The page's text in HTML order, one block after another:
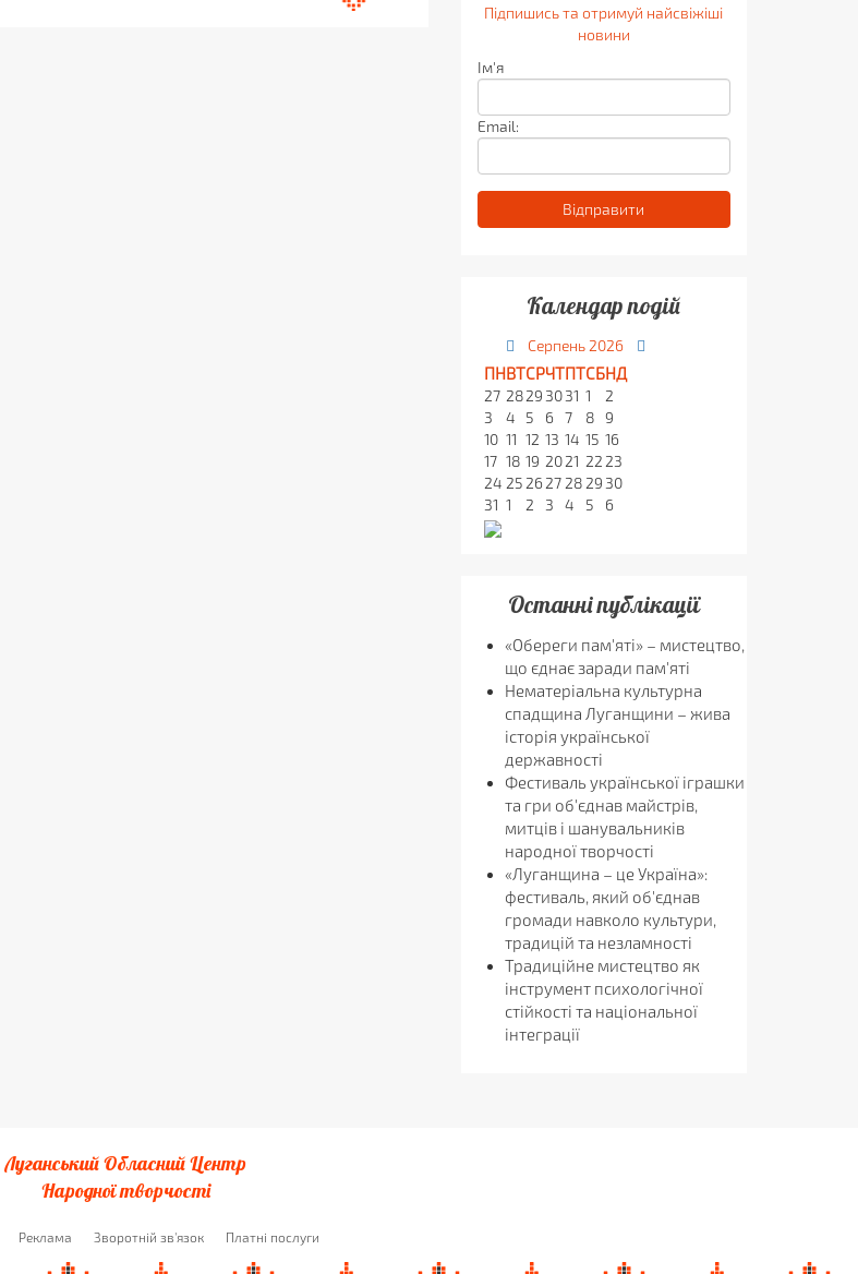
Підпишись та отримуй найсвіжіші
новини
Ім'я
Email:
Календар подій
Серпень 2026
ПНВТСРЧТПТСБНД
27 2829 3031 1
2
3
4 5 6 7 8 9
10 11 12 13 14 15 16
17 18 19 2021 22 23
24 25 2627 28 29 30
31 1 2 3 4 5 6
Останні публікації
«Обереги пам'яті» – мистецтво,
що єднає заради пам'яті
Нематеріальна культурна
спадщина Луганщини – жива
історія української
державності
Фестиваль української іграшки
та гри об'єднав майстрів,
митців і шанувальників
народної творчості
«Луганщина – це Україна»:
фестиваль, який об'єднав
громади навколо культури,
традицій та незламності
Традиційне мистецтво як
інструмент психологічної
стійкості та національної
інтеграції
Луганський Обласний Центр
Народної творчості
Реклама Зворотній зв'язок Платні послуги